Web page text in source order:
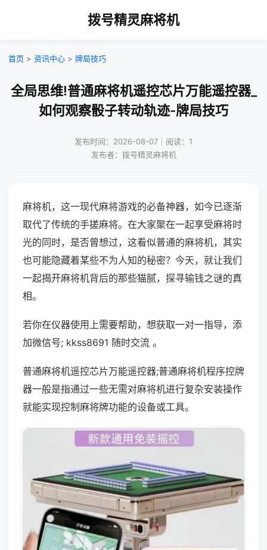
拨号精灵麻将机
首页 > 资讯中心 > 牌局技巧
全局思维!普通麻将机遥控芯片万能遥控器_
如何观察骰子转动轨迹-牌局技巧
发布时间：2026-08-07｜阅读：1
发布者：拨号精灵麻将机
麻将机，这一现代麻将游戏的必备神器，如今已逐渐
取代了传统的手搓麻将。在大家聚在一起享受麻将时
光的同时，是否曾想过，这看似普通的麻将机，其实
也可能隐藏着某些不为人知的秘密？今天，就让我们
一起揭开麻将机背后的那些猫腻，探寻输钱之谜的真
相。
若你在仪器使用上需要帮助，想获取一对一指导，添
加微信号; kkss8691 随时交流 。
普通麻将机遥控芯片万能遥控器;普通麻将机程序控牌
器一般是指通过一些无需对麻将机进行复杂安装操作
就能实现控制麻将牌功能的设备或工具。